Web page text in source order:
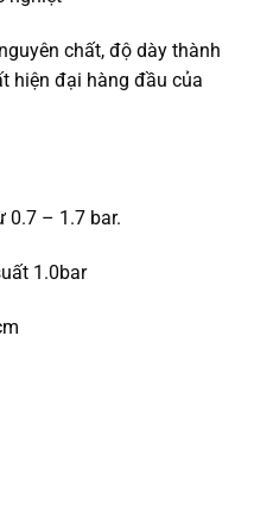
chất, độ dày thành
hiện đại hàng đầu của
0.7 – 1.7 bar.
1.0bar